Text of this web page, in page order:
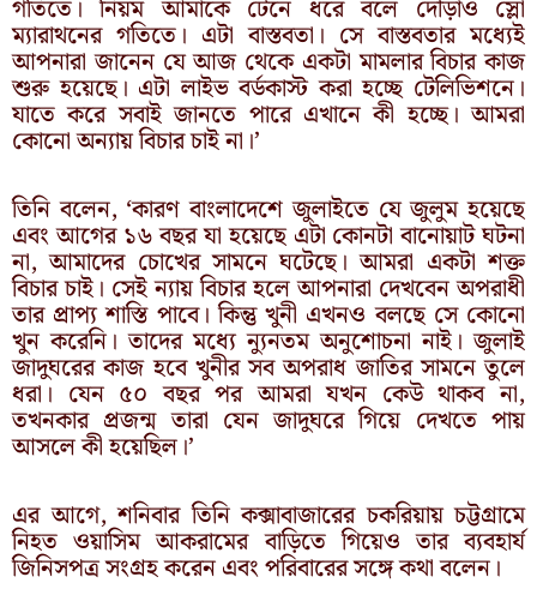
গতিতে। নিয়ম আমাকে টেনে ধরে বলে দৌড়াও স্লো
ম্যারাথনের গতিতে। এটা বাস্তবতা। সে বাস্তবতার মধ্যেই
আপনারা জানেন যে আজ থেকে একটা মামলার বিচার কাজ
শুরু হয়েছে। এটা লাইভ বর্ডকাস্ট করা হচ্ছে টেলিভিশনে।
যাতে করে সবাই জানতে পারে এখানে কী হচ্ছে। আমরা
কোনো অন্যায় বিচার চাই না।’
তিনি বলেন, ‘কারণ বাংলাদেশে জুলাইতে যে জুলুম হয়েছে
এবং আগের ১৬ বছর যা হয়েছে এটা কোনটা বানোয়াট ঘটনা
না, আমাদের চোখের সামনে ঘটেছে। আমরা একটা শক্ত
বিচার চাই। সেই ন্যায় বিচার হলে আপনারা দেখবেন অপরাধী
তার প্রাপ্য শাস্তি পাবে। কিন্তু খুনী এখনও বলছে সে কোনো
খুন করেনি। তাদের মধ্যে ন্যুনতম অনুশোচনা নাই। জুলাই
জাদুঘরের কাজ হবে খুনীর সব অপরাধ জাতির সামনে তুলে
ধরা। যেন ৫০ বছর পর আমরা যখন কেউ থাকব না,
তখনকার প্রজন্ম তারা যেন জাদুঘরে গিয়ে দেখতে পায়
আসলে কী হয়েছিল।’
এর আগে, শনিবার তিনি কক্সাবাজারের চকরিয়ায় চট্টগ্রামে
নিহত ওয়াসিম আকরামের বাড়িতে গিয়েও তার ব্যবহার্য
জিনিসপত্র সংগ্রহ করেন এবং পরিবারের সঙ্গে কথা বলেন।